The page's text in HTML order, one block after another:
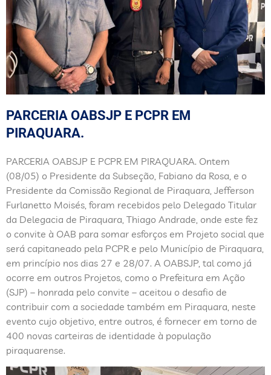
PARCERIA OABSJP E PCPR EM
PIRAQUARA.
PARCERIA OABSJP E PCPR EM PIRAQUARA. Ontem
(08/05) o Presidente da Subseção, Fabiano da Rosa, e o
Presidente da Comissão Regional de Piraquara, Jefferson
Furlanetto Moisés, foram recebidos pelo Delegado Titular
da Delegacia de Piraquara, Thiago Andrade, onde este fez
o convite à OAB para somar esforços em Projeto social que
será capitaneado pela PCPR e pelo Município de Piraquara,
em princípio nos dias 27 e 28/07. A OABSJP, tal como já
ocorre em outros Projetos, como o Prefeitura em Ação
(SJP) – honrada pelo convite – aceitou o desafio de
contribuir com a sociedade também em Piraquara, neste
evento cujo objetivo, entre outros, é fornecer em torno de
400 novas carteiras de identidade à população
piraquarense.